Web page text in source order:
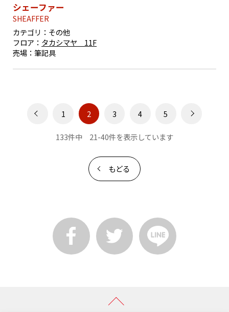
シェーファー
SHEAFFER
カテゴリ： その他
フロア： タカシマヤ 11F
売場：筆記具
1 2 3 4 5
133件中 21-40件を表示しています
もどる